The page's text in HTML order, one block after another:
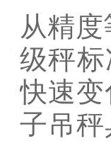
从精
级秤
快速
子吊